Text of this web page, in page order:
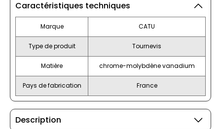
Caractéristiques techniques
Marque CATU
Type de produit Tournevis
Matière chrome-molybdène vanadium
Pays de fabrication France
Description